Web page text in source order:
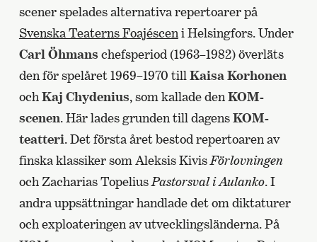
scener spelades alternativa repertoarer på
Svenska Teaterns Foajésceni Helsingfors. Under
Carl Öhmans chefsperiod (1963–1982) överläts
den för spelåret 1969–1970 tillKaisa Korhonen
ochKaj Chydenius, som kallade denKOM-
scenen. Här lades grunden till dagensKOM-
teatteri. Det första året bestod repertoaren av
finska klassiker som Aleksis KivisFörlovningen
och Zacharias TopeliusPastorsval i Aulanko. I
andra uppsättningar handlade det om diktaturer
och exploateringen av utvecklingsländerna. På